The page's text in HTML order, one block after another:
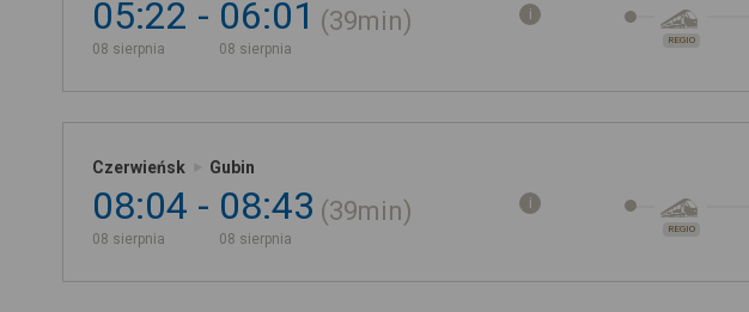
05:22
08 sierpnia
06:01
08 sierpnia
39min
REGIO
Czerwieńsk Gubin
08:04
08 sierpnia
08:43
08 sierpnia
39min
REGIO